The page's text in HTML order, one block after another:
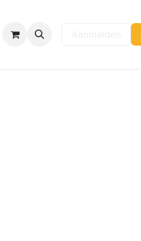
Help